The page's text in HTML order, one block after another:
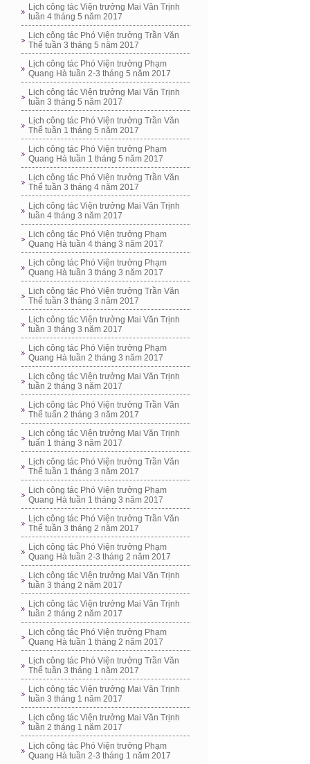
Lịch công tác Viện trưởng Mai Văn Trịnh
tuần 4 tháng 5 năm 2017
Lịch công tác Phó Viện trưởng Trần Văn
Thể tuần 3 tháng 5 năm 2017
Lịch công tác Phó Viện trưởng Phạm
Quang Hà tuần 2-3 tháng 5 năm 2017
Lịch công tác Viện trưởng Mai Văn Trịnh
tuần 3 tháng 5 năm 2017
Lịch công tác Phó Viện trưởng Trần Văn
Thể tuần 1 tháng 5 năm 2017
Lịch công tác Phó Viện trưởng Phạm
Quang Hà tuần 1 tháng 5 năm 2017
Lịch công tác Phó Viện trưởng Trần Văn
Thể tuần 3 tháng 4 năm 2017
Lịch công tác Viện trưởng Mai Văn Trịnh
tuần 4 tháng 3 năm 2017
Lịch công tác Phó Viện trưởng Phạm
Quang Hà tuần 4 tháng 3 năm 2017
Lịch công tác Phó Viện trưởng Phạm
Quang Hà tuần 3 tháng 3 năm 2017
Lịch công tác Phó Viện trưởng Trần Văn
Thể tuần 3 tháng 3 năm 2017
Lịch công tác Viện trưởng Mai Văn Trịnh
tuần 3 tháng 3 năm 2017
Lịch công tác Phó Viện trưởng Phạm
Quang Hà tuần 2 tháng 3 năm 2017
Lịch công tác Viện trưởng Mai Văn Trịnh
tuần 2 tháng 3 năm 2017
Lịch công tác Phó Viện trưởng Trần Văn
Thể tuấn 2 tháng 3 năm 2017
Lịch công tác Viện trưởng Mai Văn Trịnh
tuấn 1 tháng 3 năm 2017
Lịch công tác Phó Viện trưởng Trần Văn
Thể tuần 1 tháng 3 năm 2017
Lịch công tác Phó Viện trưởng Phạm
Quang Hà tuần 1 tháng 3 năm 2017
Lịch công tác Phó Viện trưởng Trần Văn
Thể tuần 3 tháng 2 năm 2017
Lịch công tác Phó Viện trưởng Phạm
Quang Hà tuần 2-3 tháng 2 năm 2017
Lịch công tác Viện trưởng Mai Văn Trịnh
tuần 3 tháng 2 năm 2017
Lịch công tác Viện trưởng Mai Văn Trịnh
tuần 2 tháng 2 năm 2017
Lịch công tác Phó Viện trưởng Phạm
Quang Hà tuần 1 tháng 2 năm 2017
Lịch công tác Phó Viện trưởng Trần Văn
Thể tuần 3 tháng 1 năm 2017
Lịch công tác Viện trưởng Mai Văn Trịnh
tuần 3 tháng 1 năm 2017
Lịch công tác Viện trưởng Mai Văn Trịnh
tuần 2 tháng 1 năm 2017
Lịch công tác Phó Viện trưởng Phạm
Quang Hà tuần 2-3 tháng 1 năm 2017